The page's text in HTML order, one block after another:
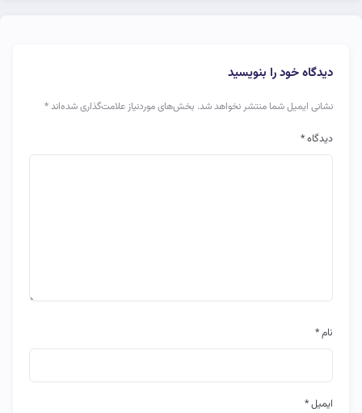
دیدگاه خود را بنویسید
نشانی ایمیل شما منتشر نخواهد شد. بخش‌های موردنیاز علامت‌گذاری شده‌اند*
دیدگاه*
نام*
ایمیل*